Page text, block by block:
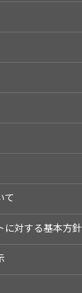
て
に対する基本方針